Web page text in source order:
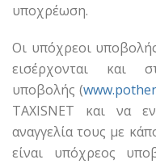
υποχρέωση.
Οι υπόχρεοι
εισέρχονται και
υποβολής (
TAXISNET και να
αναγγελία τους με
είναι υπόχρεος